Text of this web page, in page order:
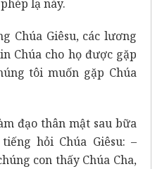
lạ này.
Chúa Giêsu, các lương
Chúa cho họ được gặp
tôi muốn gặp Chúa
đạo thân mật sau bữa
hỏi Chúa Giêsu: –
con thấy Chúa Cha,